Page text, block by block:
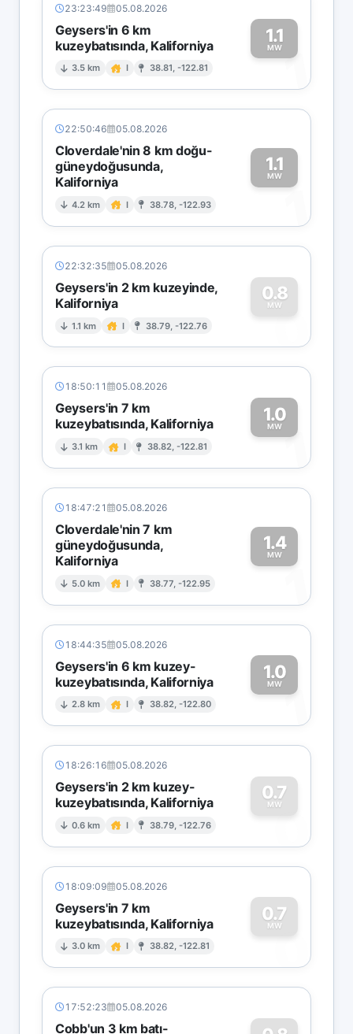
23:23:49 05.08.2026
Geysers'in 6 km
kuzeybatısında, Kaliforniya
3.5 km I 38.81, -122.81
1.1
MW1
22:50:46 05.08.2026
Cloverdale'nin 8 km doğu-
güneydoğusunda,
Kaliforniya
4.2 km I 38.78, -122.93
1.1
MW
1
22:32:35 05.08.2026
Geysers'in 2 km kuzeyinde,
Kaliforniya
1.1 km I 38.79, -122.76
0.8
MW
0
18:50:11 05.08.2026
Geysers'in 7 km
kuzeybatısında, Kaliforniya
3.1 km I 38.82, -122.81
1.0
MW1
18:47:21 05.08.2026
Cloverdale'nin 7 km
güneydoğusunda,
Kaliforniya
5.0 km I 38.77, -122.95
1.4
MW
1
18:44:35 05.08.2026
Geysers'in 6 km kuzey-
kuzeybatısında, Kaliforniya
2.8 km I 38.82, -122.80
1.0
MW1
18:26:16 05.08.2026
Geysers'in 2 km kuzey-
kuzeybatısında, Kaliforniya
0.6 km I 38.79, -122.76
0.7
MW
0
18:09:09 05.08.2026
Geysers'in 7 km
kuzeybatısında, Kaliforniya
3.0 km I 38.82, -122.81
0.7
MW
0
17:52:23 05.08.2026
Cobb'un 3 km batı-